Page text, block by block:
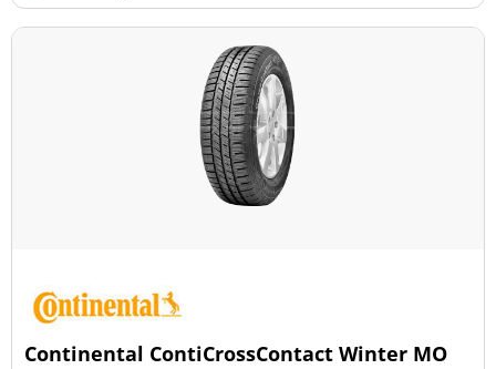
Continental ContiCrossContact Winter MO